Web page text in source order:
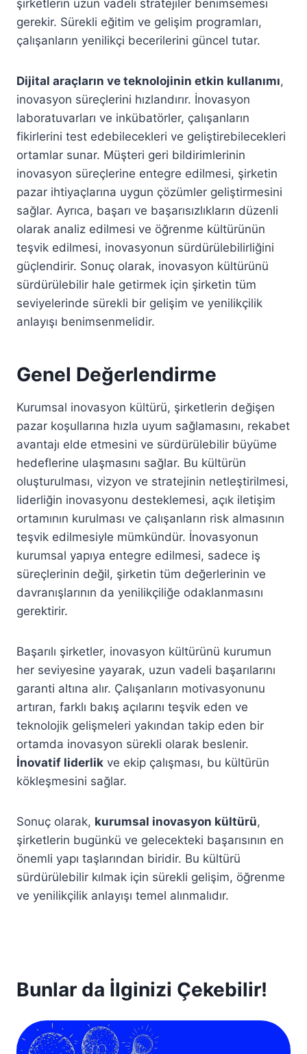
şirketlerin uzun vadeli stratejiler benimsemesi
gerekir. Sürekli eğitim ve gelişim programları,
çalışanların yenilikçi becerilerini güncel tutar.
Dijital araçların ve teknolojinin etkin kullanımı,
inovasyon süreçlerini hızlandırır. İnovasyon
laboratuvarları ve inkübatörler, çalışanların
fikirlerini test edebilecekleri ve geliştirebilecekleri
ortamlar sunar. Müşteri geri bildirimlerinin
inovasyon süreçlerine entegre edilmesi, şirketin
pazar ihtiyaçlarına uygun çözümler geliştirmesini
sağlar. Ayrıca, başarı ve başarısızlıkların düzenli
olarak analiz edilmesi ve öğrenme kültürünün
teşvik edilmesi, inovasyonun sürdürülebilirliğini
güçlendirir. Sonuç olarak, inovasyon kültürünü
sürdürülebilir hale getirmek için şirketin tüm
seviyelerinde sürekli bir gelişim ve yenilikçilik
anlayışı benimsenmelidir.
Genel Değerlendirme
Kurumsal inovasyon kültürü, şirketlerin değişen
pazar koşullarına hızla uyum sağlamasını, rekabet
avantajı elde etmesini ve sürdürülebilir büyüme
hedeflerine ulaşmasını sağlar. Bu kültürün
oluşturulması, vizyon ve stratejinin netleştirilmesi,
liderliğin inovasyonu desteklemesi, açık iletişim
ortamının kurulması ve çalışanların risk almasının
teşvik edilmesiyle mümkündür. İnovasyonun
kurumsal yapıya entegre edilmesi, sadece iş
süreçlerinin değil, şirketin tüm değerlerinin ve
davranışlarının da yenilikçiliğe odaklanmasını
gerektirir.
Başarılı şirketler, inovasyon kültürünü kurumun
her seviyesine yayarak, uzun vadeli başarılarını
garanti altına alır. Çalışanların motivasyonunu
artıran, farklı bakış açılarını teşvik eden ve
teknolojik gelişmeleri yakından takip eden bir
ortamda inovasyon sürekli olarak beslenir.
İnovatif liderlik ve ekip çalışması, bu kültürün
kökleşmesini sağlar.
Sonuç olarak, kurumsal inovasyon kültürü,
şirketlerin bugünkü ve gelecekteki başarısının en
önemli yapı taşlarından biridir. Bu kültürü
sürdürülebilir kılmak için sürekli gelişim, öğrenme
ve yenilikçilik anlayışı temel alınmalıdır.
Bunlar da İlginizi Çekebilir!